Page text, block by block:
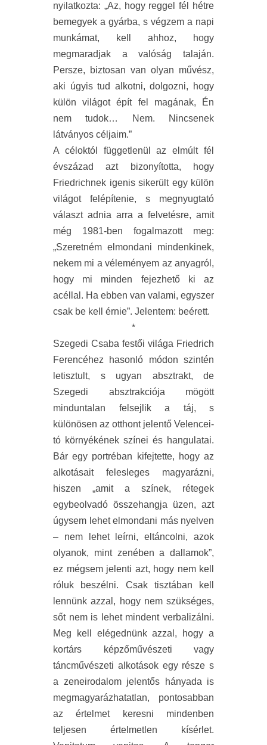
nyilatkozta: „Az, hogy reggel fél hétre
bemegyek a gyárba, s végzem a napi
munkámat, kell ahhoz, hogy
megmaradjak a valóság talaján.
Persze, biztosan van olyan művész,
aki úgyis tud alkotni, dolgozni, hogy
külön világot épít fel magának, Én
nem tudok… Nem. Nincsenek
látványos céljaim.”
A céloktól függetlenül az elmúlt fél
évszázad azt bizonyította, hogy
Friedrichnek igenis sikerült egy külön
világot felépítenie, s megnyugtató
választ adnia arra a felvetésre, amit
még 1981-ben fogalmazott meg:
„Szeretném elmondani mindenkinek,
nekem mi a véleményem az anyagról,
hogy mi minden fejezhető ki az
acéllal. Ha ebben van valami, egyszer
csak be kell érnie”. Jelentem: beérett.
*
Szegedi Csaba festői világa Friedrich
Ferencéhez hasonló módon szintén
letisztult, s ugyan absztrakt, de
Szegedi absztrakciója mögött
minduntalan felsejlik a táj, s
különösen az otthont jelentő Velencei-
tó környékének színei és hangulatai.
Bár egy portréban kifejtette, hogy az
alkotásait felesleges magyarázni,
hiszen „amit a színek, rétegek
egybeolvadó összehangja üzen, azt
úgysem lehet elmondani más nyelven
– nem lehet leírni, eltáncolni, azok
olyanok, mint zenében a dallamok”,
ez mégsem jelenti azt, hogy nem kell
róluk beszélni. Csak tisztában kell
lennünk azzal, hogy nem szükséges,
sőt nem is lehet mindent verbalizálni.
Meg kell elégednünk azzal, hogy a
kortárs képzőművészeti vagy
táncművészeti alkotások egy része s
a zeneirodalom jelentős hányada is
megmagyarázhatatlan, pontosabban
az értelmet keresni mindenben
teljesen értelmetlen kísérlet.